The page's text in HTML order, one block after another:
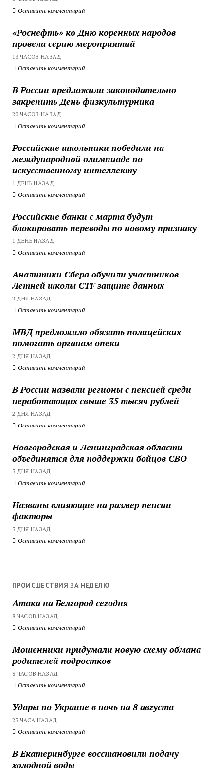
Оставить комментарий
«Роснефть» ко Дню коренных народов
провела серию мероприятий
13 ЧАСОВ НАЗАД
Оставить комментарий
В России предложили законодательно
закрепить День физкультурника
20 ЧАСОВ НАЗАД
Оставить комментарий
Российские школьники победили на
международной олимпиаде по
искусственному интеллекту
1 ДЕНЬ НАЗАД
Оставить комментарий
Российские банки с марта будут
блокировать переводы по новому признаку
1 ДЕНЬ НАЗАД
Оставить комментарий
Аналитики Сбера обучили участников
Летней школы CTF защите данных
2 ДНЯ НАЗАД
Оставить комментарий
МВД предложило обязать полицейских
помогать органам опеки
2 ДНЯ НАЗАД
Оставить комментарий
В России назвали регионы с пенсией среди
неработающих свыше 35 тысяч рублей
2 ДНЯ НАЗАД
Оставить комментарий
Новгородская и Ленинградская области
объединятся для поддержки бойцов СВО
3 ДНЯ НАЗАД
Оставить комментарий
Названы влияющие на размер пенсии
факторы
3 ДНЯ НАЗАД
Оставить комментарий
ПРОИСШЕСТВИЯ ЗА НЕДЕЛЮ
Атака на Белгород сегодня
8 ЧАСОВ НАЗАД
Оставить комментарий
Мошенники придумали новую схему обмана
родителей подростков
8 ЧАСОВ НАЗАД
Оставить комментарий
Удары по Украине в ночь на 8 августа
23 ЧАСА НАЗАД
Оставить комментарий
В Екатеринбурге восстановили подачу
холодной воды